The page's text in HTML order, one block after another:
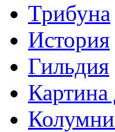
Трибуна
История
Гильдия
Картина